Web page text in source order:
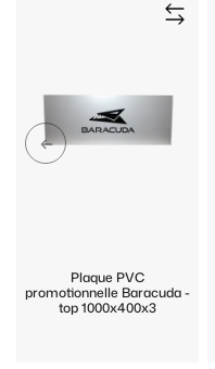
Plaque PVC
promotionnelle Baracuda -
top 1000x400x3